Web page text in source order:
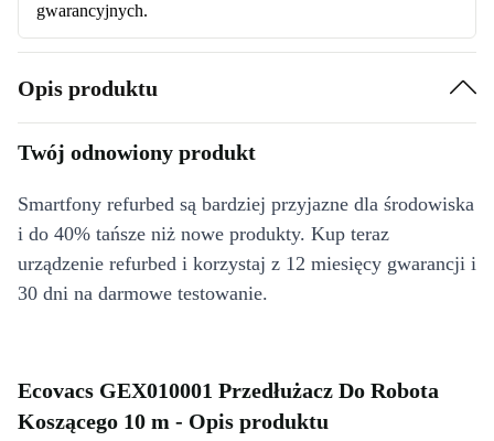
gwarancyjnych.
Opis produktu
Twój odnowiony produkt
Smartfony refurbed są bardziej przyjazne dla środowiska
i do 40% tańsze niż nowe produkty. Kup teraz
urządzenie refurbed i korzystaj z 12 miesięcy gwarancji i
30 dni na darmowe testowanie.
Ecovacs GEX010001 Przedłużacz Do Robota
Koszącego 10 m - Opis produktu